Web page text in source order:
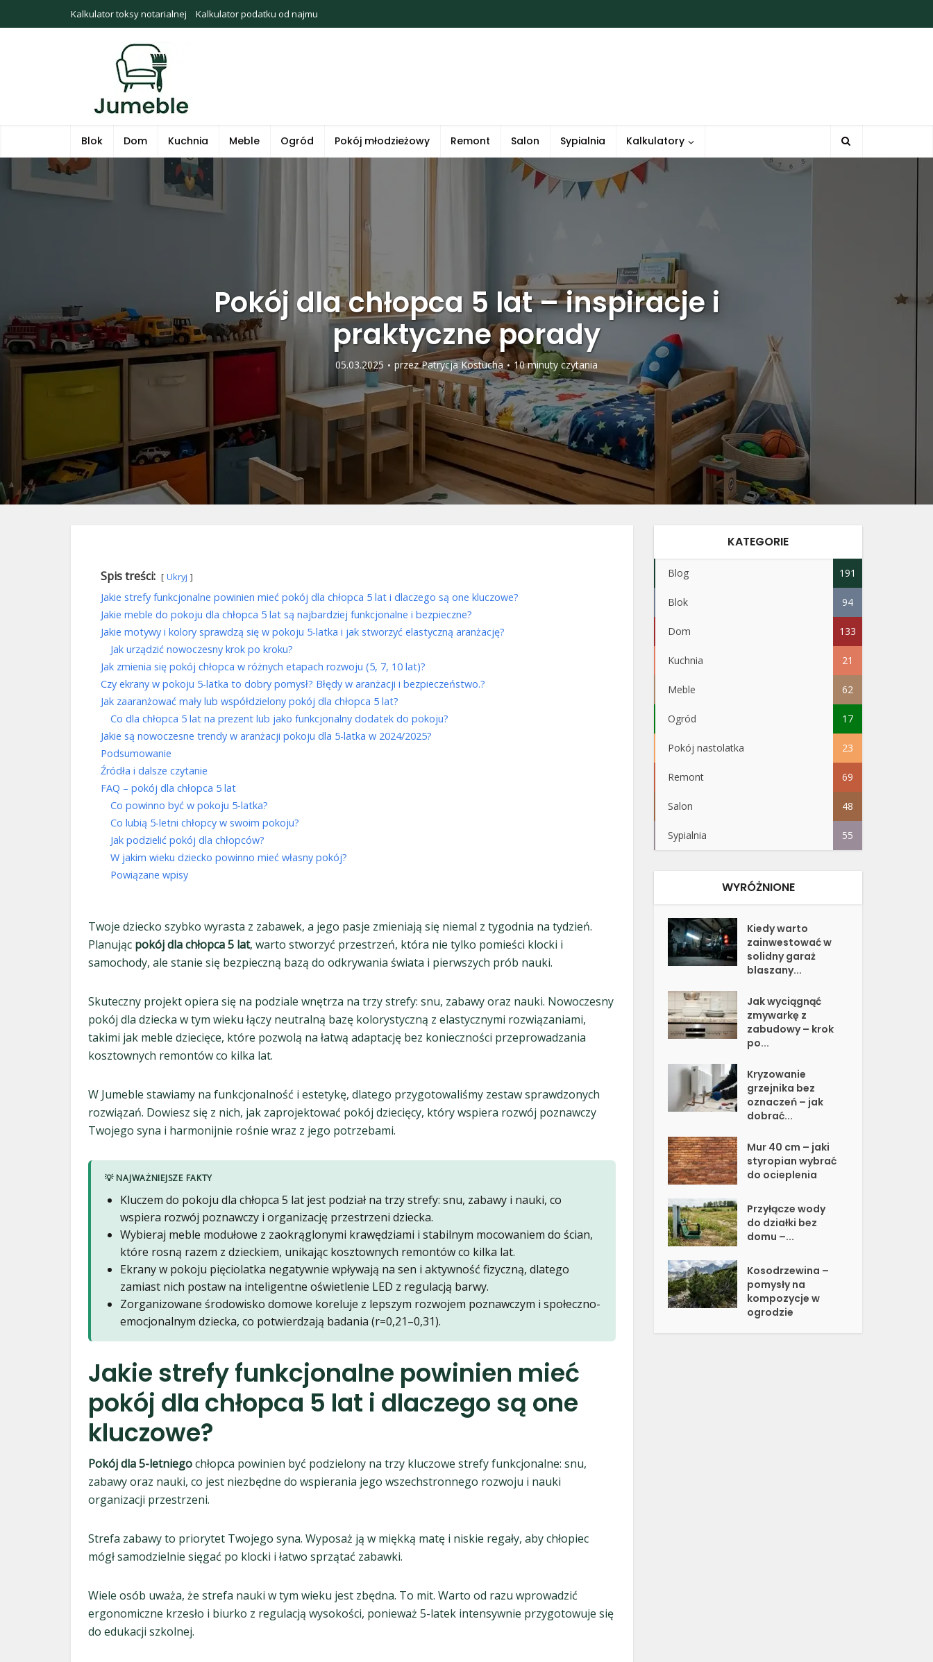
Kalkulator toksy notarialnej Kalkulator podatku od najmu
Blok Dom Kuchnia Meble Ogród Pokój młodzieżowy Remont Salon Sypialnia Kalkulatory
Pokój dla chłopca 5 lat – inspiracje i
praktyczne porady
05.03.2025 przezPatrycja Kostucha 10 minuty czytania
Spis treści: Ukryj
Jakie strefy funkcjonalne powinien mieć pokój dla chłopca 5 lat i dlaczego są one kluczowe?
Jakie meble do pokoju dla chłopca 5 lat są najbardziej funkcjonalne i bezpieczne?
Jakie motywy i kolory sprawdzą się w pokoju 5-latka i jak stworzyć elastyczną aranżację?
Jak urządzić nowoczesny krok po kroku?
Jak zmienia się pokój chłopca w różnych etapach rozwoju (5, 7, 10 lat)?
Czy ekrany w pokoju 5-latka to dobry pomysł? Błędy w aranżacji i bezpieczeństwo.?
Jak zaaranżować mały lub współdzielony pokój dla chłopca 5 lat?
Co dla chłopca 5 lat na prezent lub jako funkcjonalny dodatek do pokoju?
Jakie są nowoczesne trendy w aranżacji pokoju dla 5-latka w 2024/2025?
Podsumowanie
Źródła i dalsze czytanie
FAQ – pokój dla chłopca 5 lat
Co powinno być w pokoju 5-latka?
Co lubią 5-letni chłopcy w swoim pokoju?
Jak podzielić pokój dla chłopców?
W jakim wieku dziecko powinno mieć własny pokój?
Powiązane wpisy
Twoje dziecko szybko wyrasta z zabawek, a jego pasje zmieniają się niemal z tygodnia na tydzień.
Planując pokój dla chłopca 5 lat, warto stworzyć przestrzeń, która nie tylko pomieści klocki i
samochody, ale stanie się bezpieczną bazą do odkrywania świata i pierwszych prób nauki.
Skuteczny projekt opiera się na podziale wnętrza na trzy strefy: snu, zabawy oraz nauki. Nowoczesny
pokój dla dziecka w tym wieku łączy neutralną bazę kolorystyczną z elastycznymi rozwiązaniami,
takimi jak meble dziecięce, które pozwolą na łatwą adaptację bez konieczności przeprowadzania
kosztownych remontów co kilka lat.
W Jumeble stawiamy na funkcjonalność i estetykę, dlatego przygotowaliśmy zestaw sprawdzonych
rozwiązań. Dowiesz się z nich, jak zaprojektować pokój dziecięcy, który wspiera rozwój poznawczy
Twojego syna i harmonijnie rośnie wraz z jego potrzebami.
💡 NAJWAŻNIEJSZE FAKTY
Kluczem do pokoju dla chłopca 5 lat jest podział na trzy strefy: snu, zabawy i nauki, co
wspiera rozwój poznawczy i organizację przestrzeni dziecka.
Wybieraj meble modułowe z zaokrąglonymi krawędziami i stabilnym mocowaniem do ścian,
które rosną razem z dzieckiem, unikając kosztownych remontów co kilka lat.
Ekrany w pokoju pięciolatka negatywnie wpływają na sen i aktywność fizyczną, dlatego
zamiast nich postaw na inteligentne oświetlenie LED z regulacją barwy.
Zorganizowane środowisko domowe koreluje z lepszym rozwojem poznawczym i społeczno-
emocjonalnym dziecka, co potwierdzają badania (r=0,21–0,31).
Jakie strefy funkcjonalne powinien mieć
pokój dla chłopca 5 lat i dlaczego są one
kluczowe?
Pokój dla 5-letniegochłopca powinien być podzielony na trzy kluczowe strefy funkcjonalne: snu,
zabawy oraz nauki, co jest niezbędne do wspierania jego wszechstronnego rozwoju i nauki
organizacji przestrzeni.
Strefa zabawy to priorytet Twojego syna. Wyposaż ją w miękką matę i niskie regały, aby chłopiec
mógł samodzielnie sięgać po klocki i łatwo sprzątać zabawki.
Wiele osób uważa, że strefa nauki w tym wieku jest zbędna. To mit. Warto od razu wprowadzić
ergonomiczne krzesło i biurko z regulacją wysokości, ponieważ 5-latek intensywnie przygotowuje się
do edukacji szkolnej.
KATEGORIE
Blog 191
Blok 94
Dom 133
Kuchnia 21
Meble 62
Ogród 17
Pokój nastolatka 23
Remont 69
Salon 48
Sypialnia 55
WYRÓŻNIONE
Kiedy warto
zainwestować w
solidny garaż
blaszany...
Jak wyciągnąć
zmywarkę z
zabudowy – krok
po...
Kryzowanie
grzejnika bez
oznaczeń – jak
dobrać...
Mur 40 cm – jaki
styropian wybrać
do ocieplenia
Przyłącze wody
do działki bez
domu –...
Kosodrzewina –
pomysły na
kompozycje w
ogrodzie